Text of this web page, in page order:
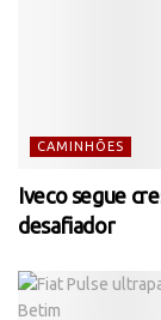
CAMINHÕES
Iveco segue
desafiador